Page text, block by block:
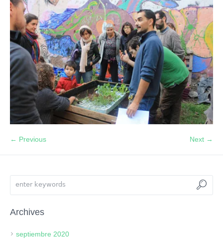
← Previous Next →
Archives
septiembre 2020